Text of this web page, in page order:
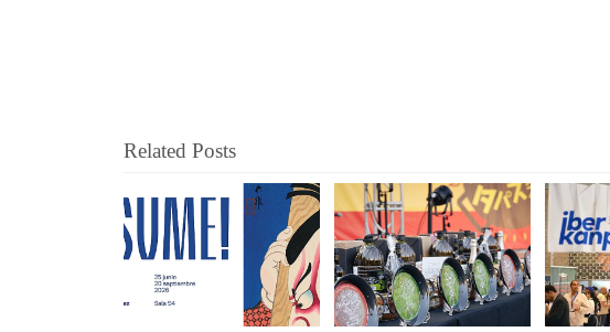
Related Posts